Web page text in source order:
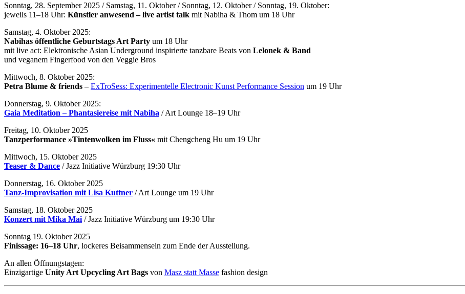
Sonntag, 28. September 2025 / Samstag, 11. Oktober / Sonntag, 12. Oktober / Sonntag, 19. Oktober:
jeweils 11–18 Uhr: Künstler anwesend – live artist talk mit Nabiha & Thom um 18 Uhr
Samstag, 4. Oktober 2025:
Nabihas öffentliche Geburtstags Art Party um 18 Uhr
mit live act: Elektronische Asian Underground inspirierte tanzbare Beats von Lelonek & Band
und veganem Fingerfood von den Veggie Bros
Mittwoch, 8. Oktober 2025:
Petra Blume & friends – ExTroSess: Experimentelle Electronic Kunst Performance Session um 19 Uhr
Donnerstag, 9. Oktober 2025:
Gaia Meditation – Phantasiereise mit Nabiha / Art Lounge 18–19 Uhr
Freitag, 10. Oktober 2025
Tanzperformance »Tintenwolken im Fluss« mit Chengcheng Hu um 19 Uhr
Mittwoch, 15. Oktober 2025
Teaser & Dance / Jazz Initiative Würzburg 19:30 Uhr
Donnerstag, 16. Oktober 2025
Tanz-Improvisation mit Lisa Kuttner / Art Lounge um 19 Uhr
Samstag, 18. Oktober 2025
Konzert mit Mika Mai / Jazz Initiative Würzburg um 19:30 Uhr
Sonntag 19. Oktober 2025
Finissage: 16–18 Uhr, lockeres Beisammensein zum Ende der Ausstellung.
An allen Öffnungstagen:
Einzigartige Unity Art Upcycling Art Bags von Masz statt Masse fashion design